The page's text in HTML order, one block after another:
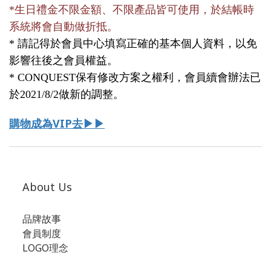
*生日禮金不限金額、不限產品皆可使用，於結帳時
系統將會自動做折抵。
* 請記得於會員中心填寫正確的基本個人資料，以免
影響往後之會員權益。
* CONQUEST保有修改方案之權利，會員續會辦法已
於2021/8/2做新的調整。
購物成為VIP去▶▶
About Us
品牌故事
會員制度
LOGO理念